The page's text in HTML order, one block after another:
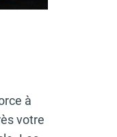
à
votre